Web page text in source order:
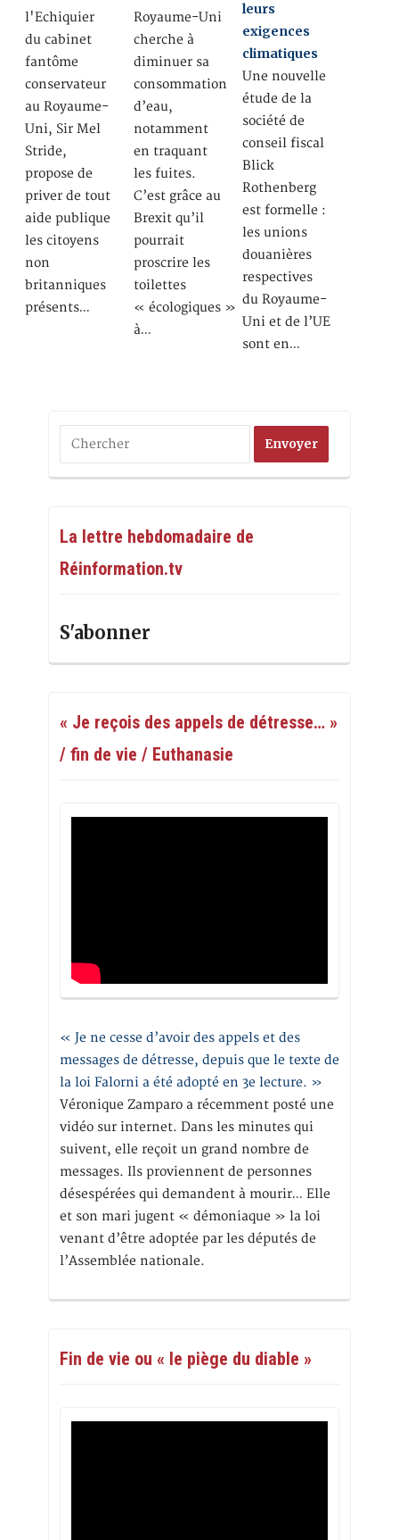
l'Echiquier
du cabinet
fantôme
conservateur
au Royaume-
Uni, Sir Mel
Stride,
propose de
priver de tout
aide publique
les citoyens
non
britanniques
présents…
Royaume-Uni
cherche à
diminuer sa
consommation
d’eau,
notamment
en traquant
les fuites.
C’est grâce au
Brexit qu’il
pourrait
proscrire les
toilettes
« écologiques »
à…
leurs
exigences
climatiques
Une nouvelle
étude de la
société de
conseil fiscal
Blick
Rothenberg
est formelle :
les unions
douanières
respectives
du Royaume-
Uni et de l’UE
sont en…
La lettre hebdomadaire de
Réinformation.tv
S'abonner
« Je reçois des appels de détresse… »
/ fin de vie / Euthanasie
« Je ne cesse d’avoir des appels et des
messages de détresse, depuis que le texte de
la loi Falorni a été adopté en 3e lecture. »
Véronique Zamparo a récemment posté une
vidéo sur internet. Dans les minutes qui
suivent, elle reçoit un grand nombre de
messages. Ils proviennent de personnes
désespérées qui demandent à mourir… Elle
et son mari jugent « démoniaque » la loi
venant d’être adoptée par les députés de
l’Assemblée nationale.
Fin de vie ou « le piège du diable »